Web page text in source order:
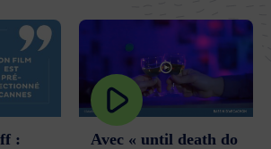
:
Avec « until death do